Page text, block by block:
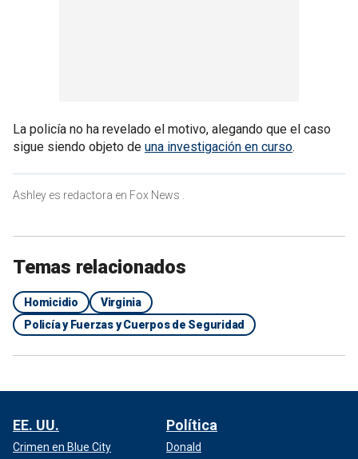
La policía no ha revelado el motivo, alegando que el caso
sigue siendo objeto de una investigación en curso.
Ashley es redactora en Fox News .
Temas relacionados
Homicidio
Virginia
Policía y Fuerzas y Cuerpos de Seguridad
EE. UU.
Crimen en Blue City
Política
Donald